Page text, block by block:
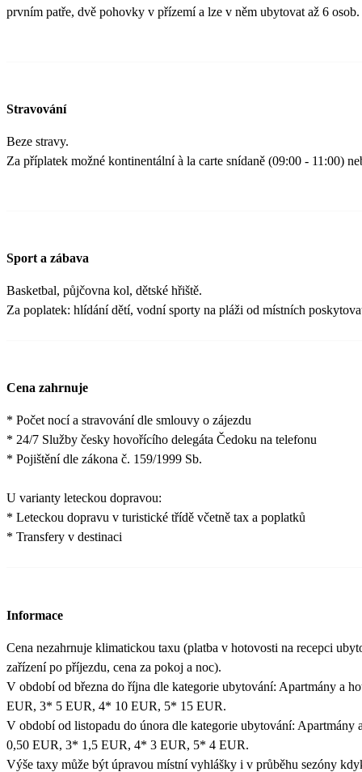
prvním patře, dvě pohovky v přízemí a lze v něm ubytovat až 6 osob.
Stravování
Beze stravy.
Za příplatek možné kontinentální à la carte snídaně (09:00 - 11:00)
Sport a zábava
Basketbal, půjčovna kol, dětské hřiště.
Za poplatek: hlídání dětí, vodní sporty na pláži od místních
Cena zahrnuje
* Počet nocí a stravování dle smlouvy o zájezdu
* 24/7 Služby česky hovořícího delegáta Čedoku na telefonu
* Pojištění dle zákona č. 159/1999 Sb.
U varianty leteckou dopravou:
* Leteckou dopravu v turistické třídě včetně tax a poplatků
* Transfery v destinaci
Informace
Cena nezahrnuje klimatickou taxu (platba v hotovosti na recepci
zařízení po příjezdu, cena za pokoj a noc).
V období od března do října dle kategorie ubytování: Apartmány a
EUR, 3* 5 EUR, 4* 10 EUR, 5* 15 EUR.
V období od listopadu do února dle kategorie ubytování: Apartmány
0,50 EUR, 3* 1,5 EUR, 4* 3 EUR, 5* 4 EUR.
Výše taxy může být úpravou místní vyhlášky i v průběhu sezóny